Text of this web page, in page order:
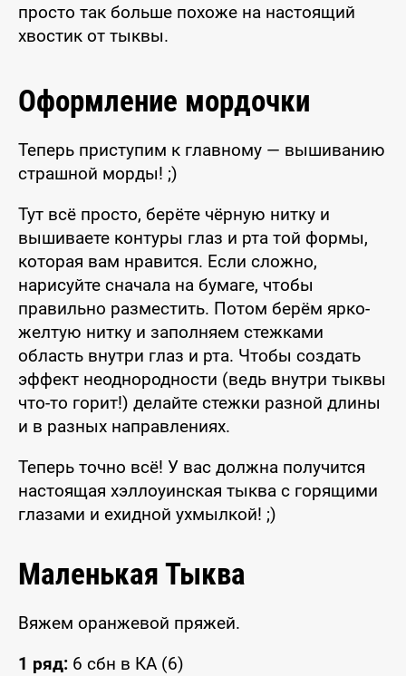
просто так больше похоже на настоящий
хвостик от тыквы.
Оформление мордочки
Теперь приступим к главному — вышиванию
страшной морды! ;)
Тут всё просто, берёте чёрную нитку и
вышиваете контуры глаз и рта той формы,
которая вам нравится. Если сложно,
нарисуйте сначала на бумаге, чтобы
правильно разместить. Потом берём ярко-
желтую нитку и заполняем стежками
область внутри глаз и рта. Чтобы создать
эффект неоднородности (ведь внутри тыквы
что-то горит!) делайте стежки разной длины
и в разных направлениях.
Теперь точно всё! У вас должна получится
настоящая хэллоуинская тыква с горящими
глазами и ехидной ухмылкой! ;)
Маленькая Тыква
Вяжем оранжевой пряжей.
1 ряд: 6 сбн в КА (6)